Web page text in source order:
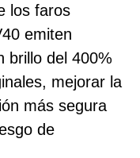
los faros
emiten
brillo del 400%
mejorar la
más segura
de